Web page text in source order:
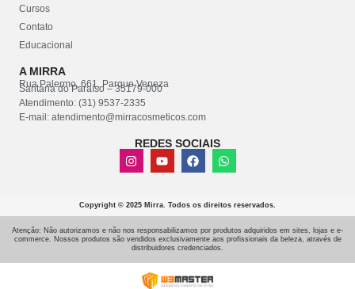
Cursos
Contato
Educacional
A MIRRA
Rua Palermo, 661, Parque Veneza
Santana do Paraíso – 35179-000
Atendimento: (31) 9537-2335
E-mail: atendimento@mirracosmeticos.com
REDES SOCIAIS
Copyright © 2025 Mirra. Todos os direitos reservados.
Atenção: Não autorizamos e não nos responsabilizamos por produtos adquiridos em sites, lojas e e-
commerce. Nossos produtos são vendidos exclusivamente aos profissionais da beleza, através de
distribuidores credenciados.